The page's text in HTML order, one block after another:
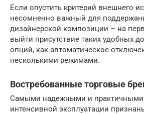
Если опустить критерий внешнего
несомненно важный для
дизайнерской композиции – на
выйти присутствие таких удобных
опций, как автоматическое
несколькими режимами.
Востребованные торговые
Самыми надежными и практичными
интенсивной эксплуатации